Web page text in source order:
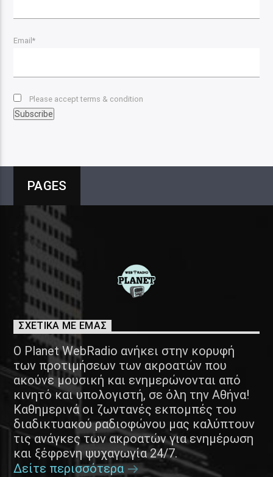
Email*
Please accept terms & condition
PAGES
ΣΧΕΤΙΚΑ ΜΕ ΕΜΑΣ
Ο Planet WebRadio ανήκει στην κορυφή
των προτιμήσεων των ακροατών που
ακούνε μουσική και ενημερώνονται από
κινητό και υπολογιστή, σε όλη την Αθήνα!
Καθημερινά οι ζωντανές εκπομπές του
διαδικτυακού ραδιοφώνου μας καλύπτουν
τις ανάγκες των ακροατών για ενημέρωση
και ξέφρενη ψυχαγωγία 24/7.
Δείτε περισσότερα